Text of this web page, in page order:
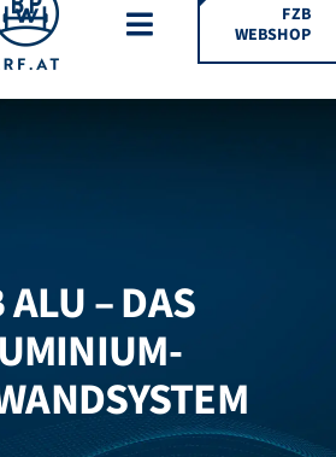
Toggle
Navigation
FZB
WEBSHOP
ALU – DAS